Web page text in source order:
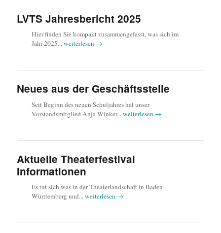
LVTS Jahresbericht 2025
Hier finden Sie kompakt zusammengefasst, was sich im
Jahr 2025...weiterlesen →
Neues aus der Geschäftsstelle
Seit Beginn des neuen Schuljahres hat unser
Vorstandsmitglied Anja Winker... weiterlesen →
Aktuelle Theaterfestival
Informationen
Es tut sich was in der Theaterlandschaft in Baden-
Württemberg und...weiterlesen →